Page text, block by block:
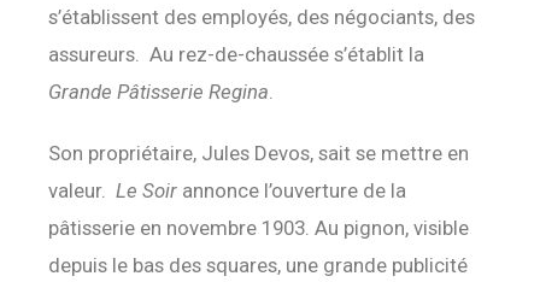
s’établissent des employés, des négociants, des
assureurs. Au rez-de-chaussée s’établit la
Grande Pâtisserie Regina
Son propriétaire, Jules Devos, sait se mettre en
valeur. Le Soir annonce l’ouverture de la
pâtisserie en novembre 1903. Au pignon, visible
depuis le bas des squares, une grande publicité